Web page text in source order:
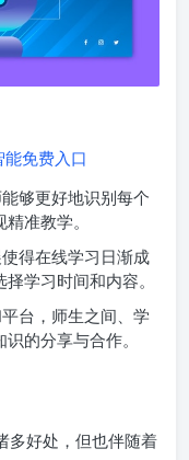
免费入口
够更好地识别每个
准教学。
得在线学习日渐成
学习时间和内容。
台，师生之间、学
的分享与合作。
多好处，但也伴随着